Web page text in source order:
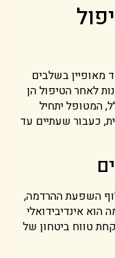
מאופיין בשלבים
לאחר הטיפול הן
המטופל יתחיל
כעבור שעתיים עד
השפעת ההרדמה,
אינדיבידואלי
טווח ביטחון של